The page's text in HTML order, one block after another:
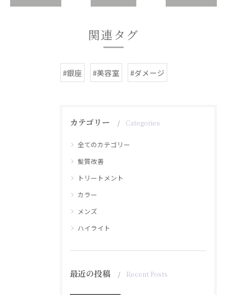
関連タグ
#銀座 #美容室 #ダメージ
カテゴリー Categories
全てのカテゴリー
髪質改善
トリートメント
カラー
メンズ
ハイライト
最近の投稿 Recent Posts